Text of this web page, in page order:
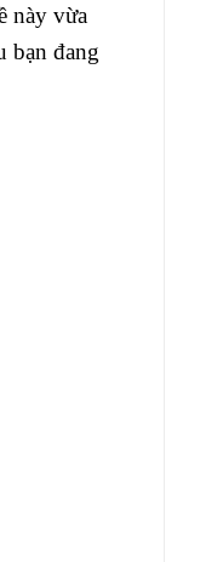
này vừa
bạn đang